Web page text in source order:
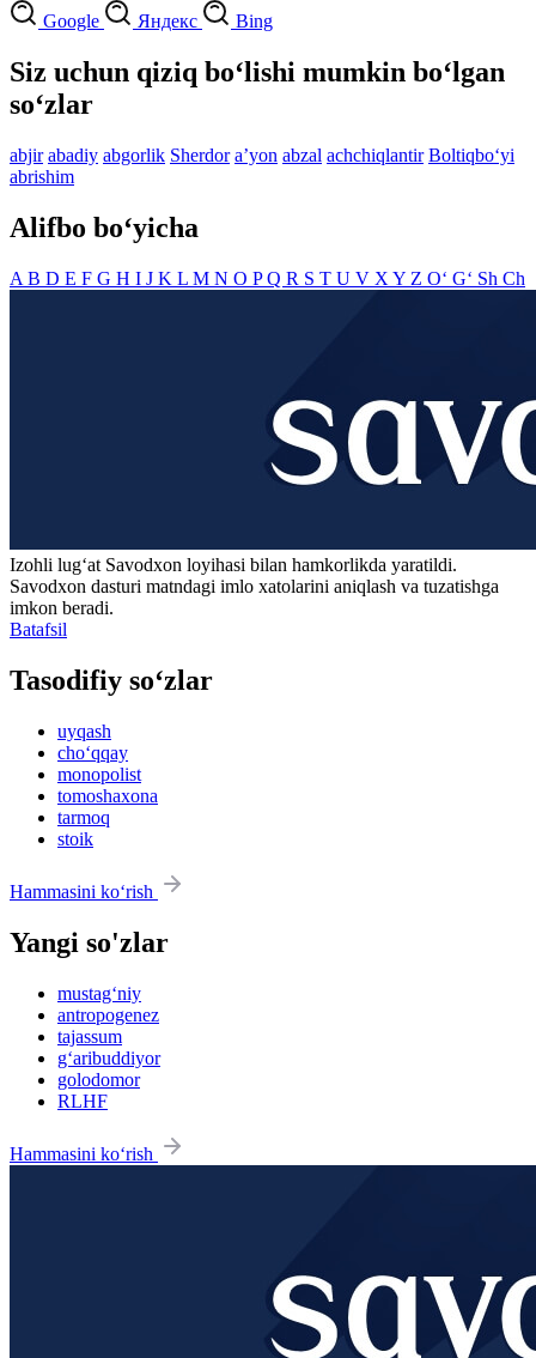
Google Яндекс Bing
Siz uchun qiziq bo‘lishi mumkin bo‘lgan
so‘zlar
abjir abadiy abgorlik Sherdor aʼyon abzal achchiqlantir Boltiqbo‘yi
abrishim
Alifbo bo‘yicha
A B D E F G H I J K L M N O PQ R S T U V X Y Z O‘ G‘ Sh Ch
Izohli lugʻat Savodxon loyihasi bilan hamkorlikda yaratildi.
Savodxon dasturi matndagi imlo xatolarini aniqlash va tuzatishga
imkon beradi.
Batafsil
Tasodifiy so‘zlar
uyqash
cho‘qqay
monopolist
tomoshaxona
tarmoq
stoik
Hammasini ko‘rish
Yangi so'zlar
mustag‘niy
antropogenez
tajassum
g‘aribuddiyor
golodomor
RLHF
Hammasini ko‘rish